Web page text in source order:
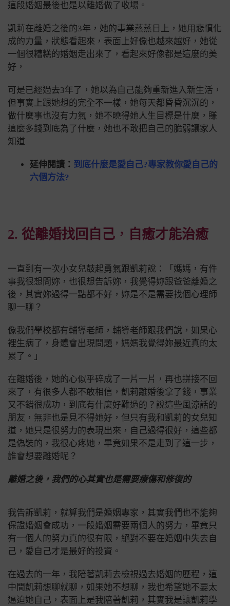
這段婚姻最後也是以離婚做了收場。
凱莉在離婚之後的3年，她的事業蒸蒸日上，她用悲憤化
成的力量，狀態看起來，表面上好像也越來越好，她從
一個很糟糕的婚姻走出來了，看起來好像都是這麼的美
好，
可是已經過去3年了，她以為自己能夠重新進入新生活，
但事實上跟她想的完全不一樣， 她每天都昏昏沉沉的，
做什麼事也沒有力氣，她不曉得她人生目標是什麼，賺
這麼多錢到底為了什麼，她也不敢把自己的脆弱讓家人
知道
延伸閱讀： 到底什麼是愛自己?專家教你愛自己的
六個方法?
2. 從離婚找回自己 ， 自癒才能治癒
一直到有一次小女兒鼓起勇氣跟凱莉說：「媽媽，有件
事我很想問妳，也很想告訴妳，我覺得妳跟爸爸離婚之
後，其實妳過得一點都不好，妳是不是需要找個心理師
聊一聊？
像我們學校都有輔導老師，輔導老師跟我們說，如果心
裡生病了，身體會出現問題，媽媽我覺得妳最近真的太
累了。」
在離婚後，她的心似乎碎成了一片一片，再也拼接不回
來了， 有很多人都不敢相信，凱莉離婚後拿了錢，事業
又不錯很成功，到底有什麼好難過的？ 說這些風涼話的
朋友，無非也是見不得她好，但只有我和凱莉的女兒知
道，她只是很努力的表現出來，自己過得很好，這些都
是偽裝的， 我很心疼她，畢竟如果不是走到了這一步，
誰會想要離婚呢？
離婚之後，我們的心其實也是需要療傷和修復的
我告訴凱莉，就算我們是婚姻專家，其實我們也不能夠
保證婚姻會成功，一段婚姻需要兩個人的努力，畢竟只
有一個人的努力真的很有限，絕對不要在婚姻中失去自
己，愛自己才是最好的投資。
在過去的一年，我陪著凱莉去檢視過去婚姻的歷程，這
中間凱莉想聊就聊，如果她不想聊，我也希望她不要太
逼迫她自己， 表面上是我陪著凱莉，其實我是讓凱莉學